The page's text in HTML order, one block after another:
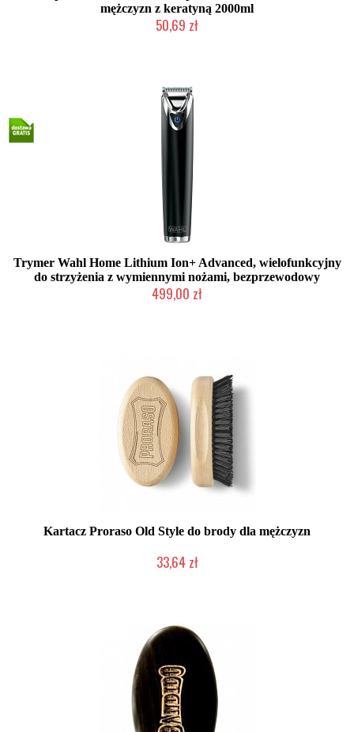
mężczyzn z keratyną 2000ml
50,69 zł
Trymer Wahl Home Lithium Ion+ Advanced, wielofunkcyjny
do strzyżenia z wymiennymi nożami, bezprzewodowy
499,00 zł
Kartacz Proraso Old Style do brody dla mężczyzn
33,64 zł